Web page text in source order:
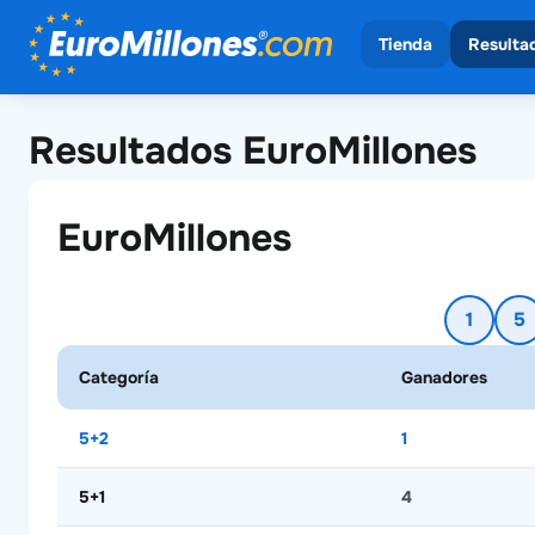
Tienda
Resultados EuroMillones
EuroMillones
1 5
Categoría Ganadores
5+2 1
5+1 4